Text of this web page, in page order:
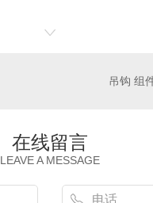
在线留言
LEAVE A MESSAGE